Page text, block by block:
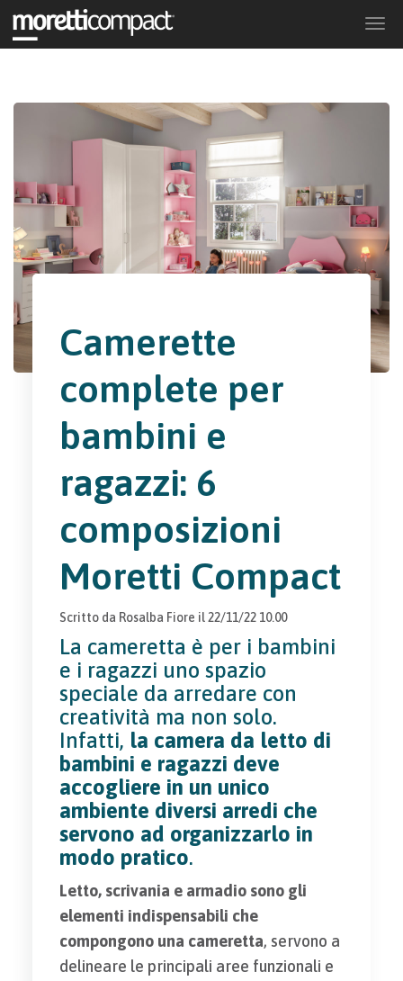
Camerette
complete per
bambini e
ragazzi: 6
composizioni
Moretti Compact
Scritto da Rosalba Fiore il22/11/22 10.00
La cameretta è per i bambini
e i ragazzi uno spazio
speciale da arredare con
creatività ma non solo.
Infatti, la camera da letto di
bambini e ragazzi deve
accogliere in un unico
ambiente diversi arredi che
servono ad organizzarlo in
modo pratico.
Letto, scrivania e armadio sono gli
elementi indispensabili che
compongono una cameretta, servono a
delineare le principali aree funzionali e